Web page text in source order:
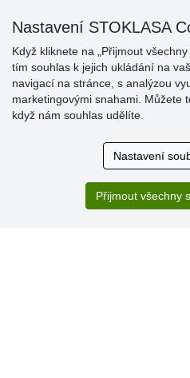
Hodnocení
zákazníků
Super obchod, kvalitní zboží
Nastavení STOKLASA
Když kliknete na „Přijmout
tím souhlas k jejich ukládání na
navigací na stránce, s analýzou
marketingovými snahami. Můžete
když nám souhlas udělíte.
Nastavení
Přijmout všechny